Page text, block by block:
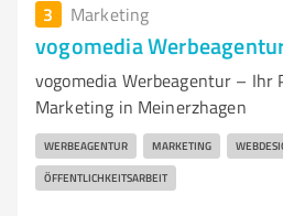
3 Marketing
vogomedia
vogomedia Werbeagentur – Ihr
Marketing in Meinerzhagen
WERBEAGENTUR MARKETING
ÖFFENTLICHKEITSARBEIT